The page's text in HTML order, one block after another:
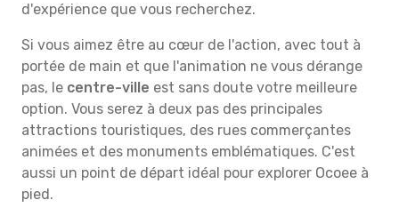
d'expérience que vous recherchez.
Si vous aimez être au cœur de l'action, avec tout à
portée de main et que l'animation ne vous dérange
pas, le centre-ville est sans doute votre meilleure
option. Vous serez à deux pas des principales
attractions touristiques, des rues commerçantes
animées et des monuments emblématiques. C'est
aussi un point de départ idéal pour explorer Ocoee à
pied.